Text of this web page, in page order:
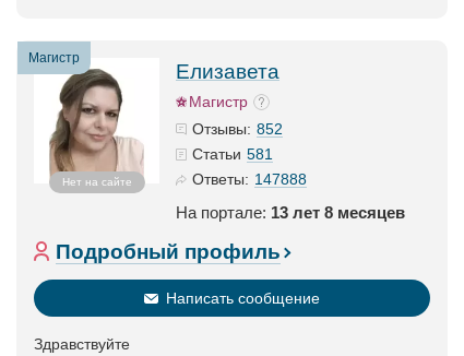
Магистр
Нет на сайте
Елизавета
Магистр
Отзывы: 852
Статьи 581
Ответы: 147888
На портале: 13 лет 8 месяцев
Подробный профиль
Написать сообщение
Здравствуйте